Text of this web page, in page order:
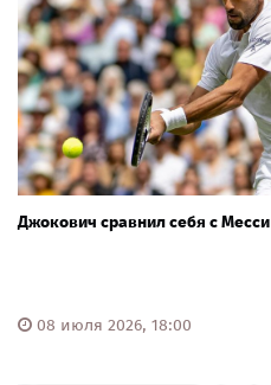
Джокович сравнил себя с Месси
08 июля 2026, 18:00